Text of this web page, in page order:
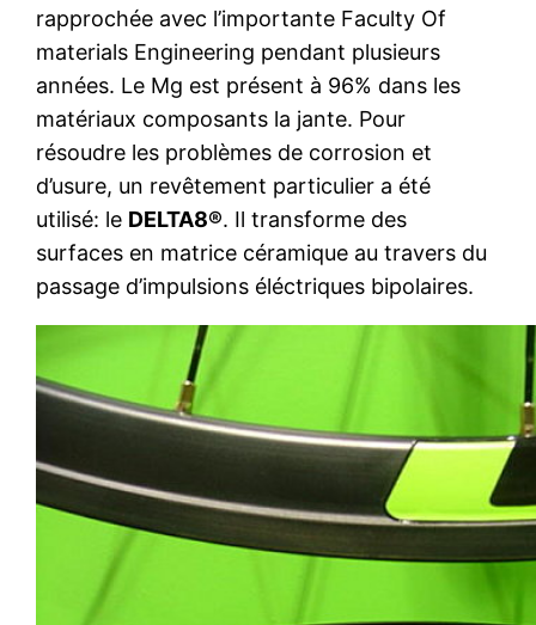
rapprochée avec l’importante Faculty Of
materials Engineering pendant plusieurs
années. Le Mg est présent à 96% dans les
matériaux composants la jante. Pour
résoudre les problèmes de corrosion et
d’usure, un revêtement particulier a été
utilisé: le DELTA8®. Il transforme des
surfaces en matrice céramique au travers du
passage d’impulsions éléctriques bipolaires.